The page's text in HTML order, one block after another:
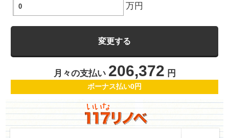
万円
月々の支払い 206,372 円
ボーナス払い0円